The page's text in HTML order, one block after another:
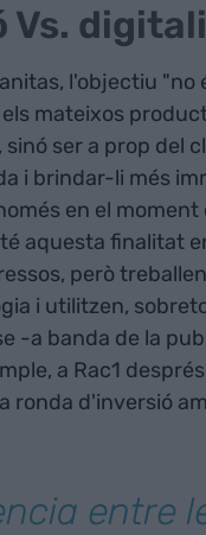
Vs.
l'objectiu "no
mateixos
ser a prop del
i brindar-li més
en el moment
aquesta finalitat
però
i utilitzen,
-a banda de la
a Rac1
ronda d'inversió
entre